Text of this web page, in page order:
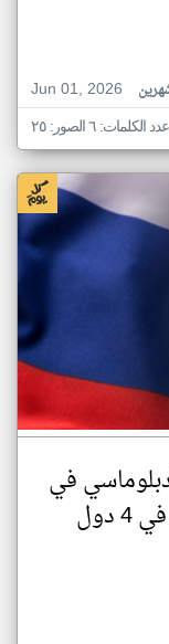
Jun 01, 2026
عدد الكلمات: ٦ الصور: ٢٥
في
إفريقيا بافتتاح ممثليات في 4 دول